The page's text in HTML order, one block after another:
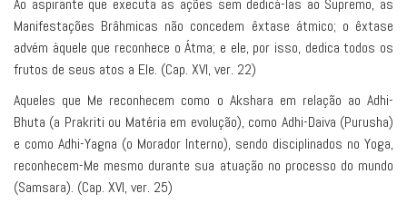
Ao aspirante que executa as ações sem dedicá-las ao Supremo, as
Manifestações Brâhmicas não concedem êxtase átmico; o êxtase
advém àquele que reconhece o Átma; e ele, por isso, dedica todos os
frutos de seus atos a Ele. (Cap. XVI, ver. 22)
Aqueles que Me reconhecem como o Akshara em relação ao Adhi-
Bhuta (a Prakriti ou Matéria em evolução), como Adhi-Daiva (Purusha)
e como Adhi-Yagna (o Morador Interno), sendo disciplinados no Yoga,
reconhecem-Me mesmo durante sua atuação no processo do mundo
(Samsara). (Cap. XVI, ver. 25)